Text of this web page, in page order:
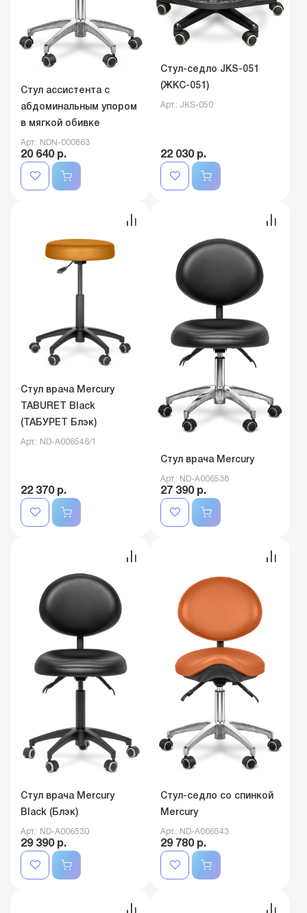
Стул ассистента с
абдоминальным упором
в мягкой обивке
Арт.: NDN-000863
20 640 р.
Стул-седло JKS-051
(ЖКС-051)
Арт.: JKS-050
22 030 р.
Стул врача Mercury
TABURET Black
(ТАБУРЕТ Блэк)
Арт.: ND-A006546/1
22 370 р.
Стул врача Mercury
Арт.: ND-A006538
27 390 р.
Стул врача Mercury
Black (Блэк)
Арт.: ND-A006530
29 390 р.
Стул-седло со спинкой
Mercury
Арт.: ND-A006543
29 780 р.